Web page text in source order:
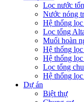
Lọc nước
Nước nóng
Hệ thống
Lọc tổng
Muối hoàn
Hệ thống
Hệ thống
Lọc tổng
Hệ thống lọc
Dự án
Biệt thự